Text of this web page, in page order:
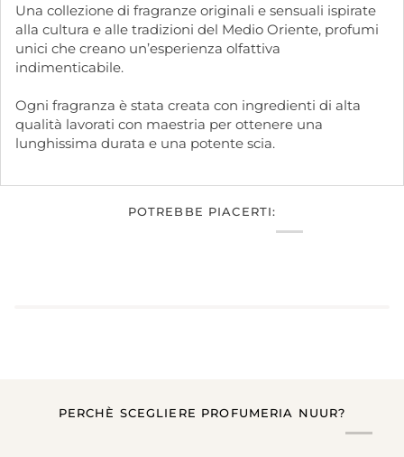
Una collezione di fragranze originali e sensuali ispirate
alla cultura e alle tradizioni del Medio Oriente, profumi
unici che creano un’esperienza olfattiva
indimenticabile.
Ogni fragranza è stata creata con ingredienti di alta
qualità lavorati con maestria per ottenere una
lunghissima durata e una potente scia.
POTREBBE PIACERTI:
PERCHÈ SCEGLIERE PROFUMERIA NUUR?